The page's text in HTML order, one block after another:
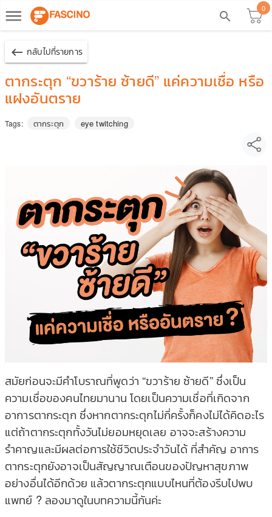
dehaze search
0
keyboard_backspace กลับไปที่รายการ
ตากระตุก “ขวาร้าย ซ้ายดี” แค่ความเชื่อ หรือ
แฝงอันตราย
Tags: ตากระตุก eye twitching
สมัยก่อนจะมีคำโบราณที่พูดว่า “ขวาร้าย ซ้ายดี” ซึ่งเป็น
ความเชื่อของคนไทยมานาน โดยเป็นความเชื่อที่เกิดจาก
อาการตากระตุก ซึ่งหากตากระตุกไม่กี่ครั้งก็คงไม่ได้คิดอะไร
แต่ถ้าตากระตุกทั้งวันไม่ยอมหยุดเลย อาจจะสร้างความ
รำคาญและมีผลต่อการใช้ชีวิตประจำวันได้ ที่สำคัญ อาการ
ตากระตุกยังอาจเป็นสัญญาณเตือนของปัญหาสุขภาพ
อย่างอื่นได้อีกด้วย แล้วตากระตุกแบบไหนที่ต้องรีบไปพบ
แพทย์ ? ลองมาดูในบทความนี้กันค่ะ